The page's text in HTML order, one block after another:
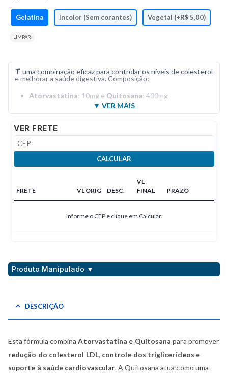
Gelatina Incolor (Sem corantes) Vegetal (+R$ 5,00)
LIMPAR
´É uma combinação eficaz para controlar os níveis de colesterol
e melhorar a saúde digestiva. Composição:
Atorvastatina: 10mg e Quitosana: 400mg
VER FRETE
CALCULAR
FRETE VL ORIG DESC.
VL
FINAL
PRAZO
Informe o CEP e clique em Calcular.
Produto Manipulado ▼
DESCRIÇÃO
Esta fórmula combinaAtorvastatina e Quitosana para promover
redução do colesterol LDL, controle dos triglicerídeos e
suporte à saúde cardiovascular. A Quitosana atua como uma